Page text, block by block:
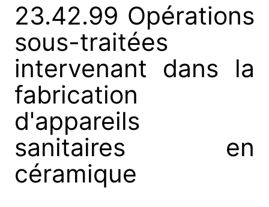
23.42.99 Opérations
sous-traitées
intervenant dans la
fabrication
d'appareils
sanitaires en
céramique